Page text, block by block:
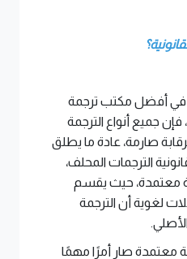
في أفضل مكتب ترجمة
جميع أنواع الترجمة
صارمة، عادة ما يطلق
الترجمات المحلف،
معتمدة، حيث يقسم
لغوية أن الترجمة
معتمدة صار أمرًا مهمًا